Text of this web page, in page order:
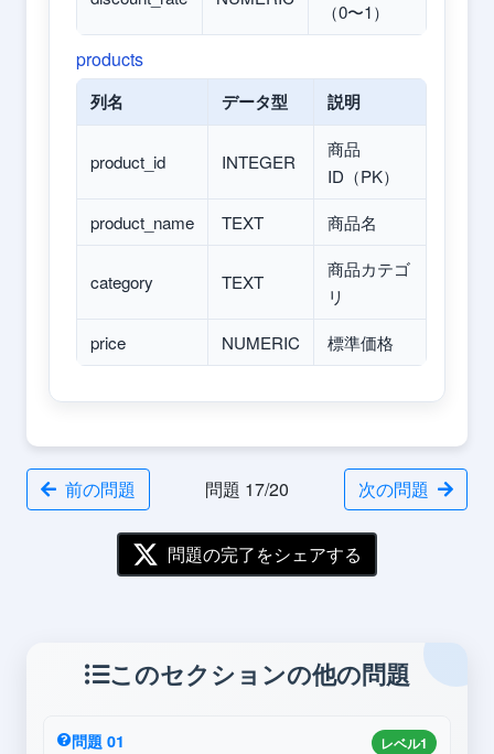
（0〜1）
products
列名 データ型 説明
product_id INTEGER
商品
ID（PK）
product_name
TEXT 商品名
category TEXT
商品カテゴ
リ
price
NUMERIC 標準価格
前の問題 問題 17/20 次の問題
問題の完了をシェアする
このセクションの他の問題
レベル1
問題 01